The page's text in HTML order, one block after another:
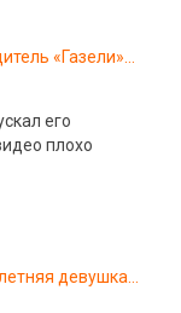
«Газели»
его
плохо
девушка